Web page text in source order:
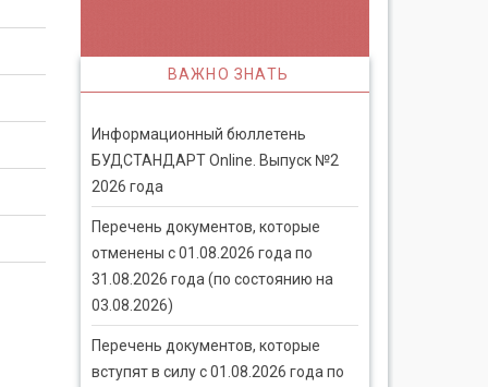
ВАЖНО ЗНАТЬ
Информационный бюллетень
БУДСТАНДАРТ Online. Выпуск №2
2026 года
Перечень документов, которые
отменены с 01.08.2026 года по
31.08.2026 года (по состоянию на
03.08.2026)
Перечень документов, которые
вступят в силу с 01.08.2026 года по